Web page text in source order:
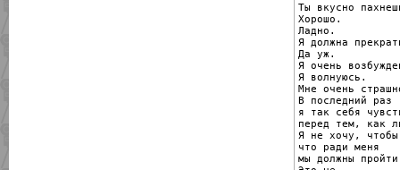
Ты вкусно
Хорошо.
Ладно.
Я должна
Да уж.
Я очень
Я волнуюсь.
Мне очень
В последний раз
я так себя
перед тем, как
Я не хочу,
что ради меня
мы должны